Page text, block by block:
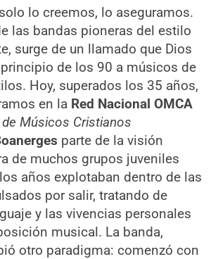
lo creemos, lo aseguramos.
las bandas pioneras del estilo
surge de un llamado que Dios
de los 90 a músicos de
Hoy, superados los 35 años,
en la Red Nacional OMCA
Músicos Cristianos
parte de la visión
de muchos grupos juveniles
años explotaban dentro de las
por salir, tratando de
y las vivencias personales
musical. La banda,
otro paradigma: comenzó con